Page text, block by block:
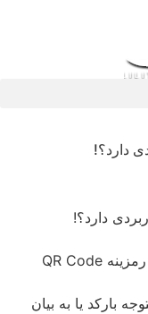
شاید تابحال از خود پرسیده باشید که بارکد رمزینه QR Code
بارکد یا به بیان